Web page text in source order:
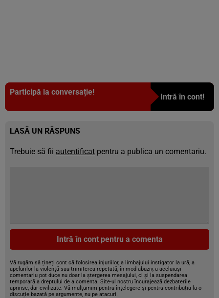
Participă la conversație!
Intră în cont!
LASĂ UN RĂSPUNS
Trebuie să fii autentificat pentru a publica un comentariu.
Intră în cont pentru a comenta
Vă rugăm să țineți cont că folosirea injuriilor, a limbajului instigator la ură, a
apelurilor la violență sau trimiterea repetată, în mod abuziv, a aceluiași
comentariu pot duce nu doar la ștergerea mesajului, ci și la suspendarea
temporară a dreptului de a comenta. Site-ul nostru încurajează dezbaterile
aprinse, dar civilizate. Vă mulțumim pentru înțelegere și pentru contribuția la o
discuție bazată pe argumente, nu pe atacuri.